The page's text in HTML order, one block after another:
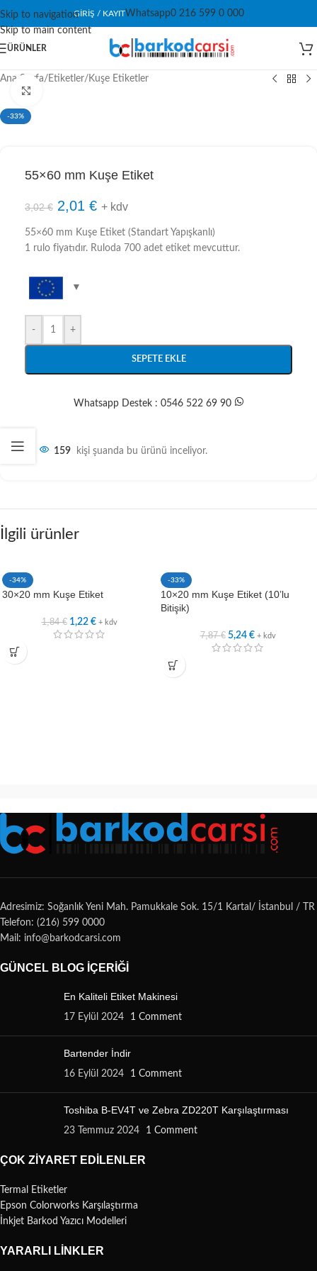
Skip to navigation
Skip to main content
GIRIŞ / KAYITWhatsapp0 216 599 0 000
ÜRÜNLER
Ana Sayfa/ Etiketler/ Kuşe Etiketler
-33%
55×60 mm Kuşe Etiket
3,02€ 2,01 € + kdv
55×60 mm Kuşe Etiket (Standart Yapışkanlı)
1 rulo fiyatıdır. Ruloda 700 adet etiket mevcuttur.
- +
SEPETE EKLE
Whatsapp Destek : 0546 522 69 90
159 kişi şuanda bu ürünü inceliyor.
İlgili ürünler
-34%
30×20 mm Kuşe Etiket
1,84€ 1,22 € + kdv
-33%
10×20 mm Kuşe Etiket (10’lu
Bitişik)
7,87€ 5,24 € + kdv
Adresimiz: Soğanlık Yeni Mah. Pamukkale Sok. 15/1 Kartal/ İstanbul / TR
Telefon: (216) 599 0000
Mail: info@barkodcarsi.com
GÜNCEL BLOG İÇERIĞI
En Kaliteli Etiket Makinesi
17 Eylül 2024 1 Comment
Bartender İndir
16 Eylül 2024 1 Comment
Toshiba B-EV4T ve Zebra ZD220T Karşılaştırması
23 Temmuz 2024 1 Comment
ÇOK ZIYARET EDILENLER
Termal Etiketler
Epson Colorworks Karşılaştırma
İnkjet Barkod Yazıcı Modelleri
YARARLI LINKLER